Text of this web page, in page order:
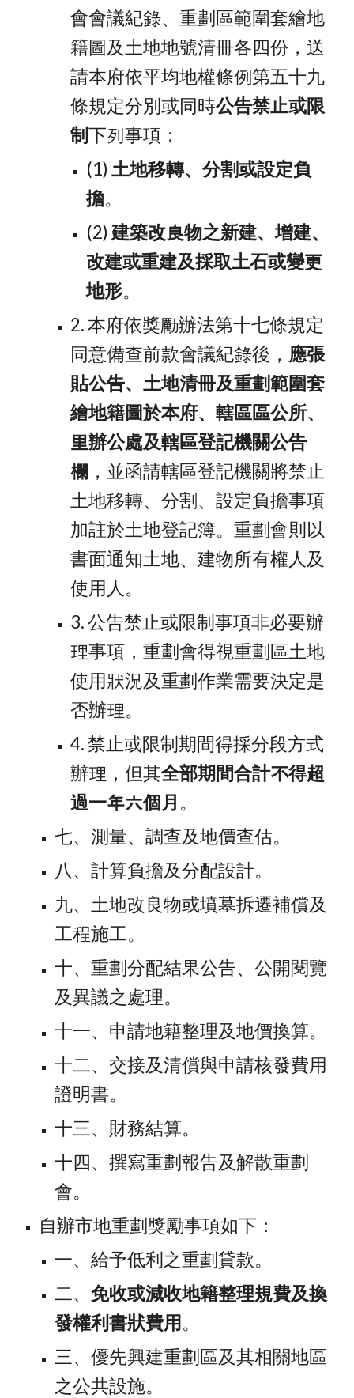
會會議紀錄、重劃區範圍套繪地
籍圖及土地地號清冊各四份，送
請本府依平均地權條例第五十九
條規定分別或同時公告禁止或限
制下列事項：
(1) 土地移轉、分割或設定負
擔。
(2) 建築改良物之新建、增建、
改建或重建及採取土石或變更
地形。
2. 本府依獎勵辦法第十七條規定
同意備查前款會議紀錄後， 應張
貼公告、土地清冊及重劃範圍套
繪地籍圖於本府、轄區區公所、
里辦公處及轄區登記機關公告
欄 ，並函請轄區登記機關將禁止
土地移轉、分割、設定負擔事項
加註於土地登記簿。重劃會則以
書面通知土地、建物所有權人及
使用人。
3. 公告禁止或限制事項非必要辦
理事項，重劃會得視重劃區土地
使用狀況及重劃作業需要決定是
否辦理。
4. 禁止或限制期間得採分段方式
辦理，但其全部期間合計不得超
過一年六個月 。
七、測量、調查及地價查估。
八、計算負擔及分配設計。
九、土地改良物或墳墓拆遷補償及
工程施工。
十、重劃分配結果公告、公開閱覽
及異議之處理。
十一、申請地籍整理及地價換算。
十二、交接及清償與申請核發費用
證明書。
十三、財務結算。
十四、撰寫重劃報告及解散重劃
會。
自辦市地重劃獎勵事項如下：
一、給予低利之重劃貸款。
二、免收或減收地籍整理規費及換
發權利書狀費用 。
三、優先興建重劃區及其相關地區
之公共設施。